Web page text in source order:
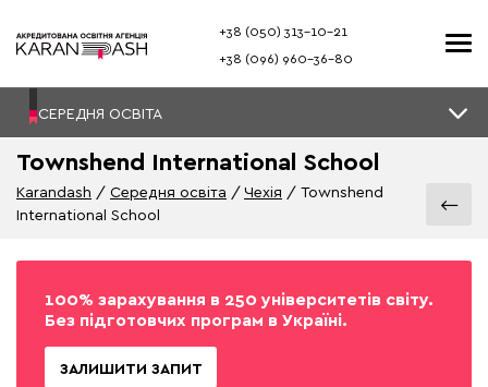
+38 (050) 313–10-21
+38 (096) 960–36-80
СЕРЕДНЯ ОСВІТА
Townshend International School
Karandash Середня освіта Чехія
Townshend
International School
100% зарахування в 250 університетів світу.
Без підготовчих програм в Україні.
ЗАЛИШИТИ ЗАПИТ